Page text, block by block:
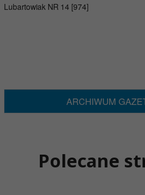
Lubartowiak NR 14 [974]
ARCHIWUM
Polecane